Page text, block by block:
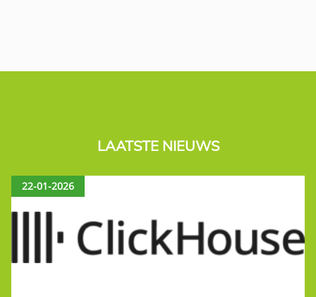
LAATSTE NIEUWS
22-01-2026